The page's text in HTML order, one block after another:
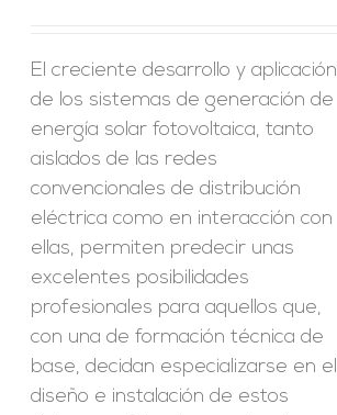
El creciente desarrollo y aplicación
de los sistemas de generación de
energía solar fotovoltaica, tanto
aislados de las redes
convencionales de distribución
eléctrica como en interacción con
ellas, permiten predecir unas
excelentes posibilidades
profesionales para aquellos que,
con una de formación técnica de
base, decidan especializarse en el
diseño e instalación de estos